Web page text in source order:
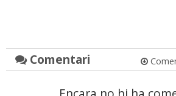
Comentari